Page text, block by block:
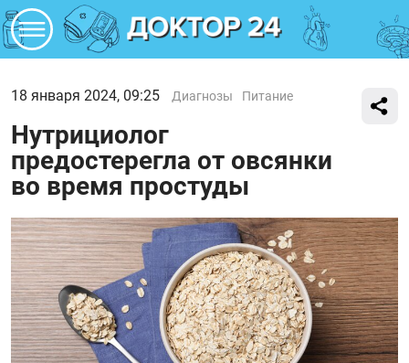
18 января 2024, 09:25 Диагнозы Питание
Нутрициолог
предостерегла от овсянки
во время простуды